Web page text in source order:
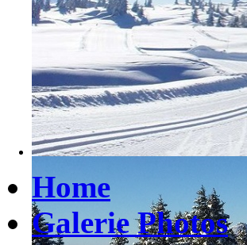
Home
Galerie Photos